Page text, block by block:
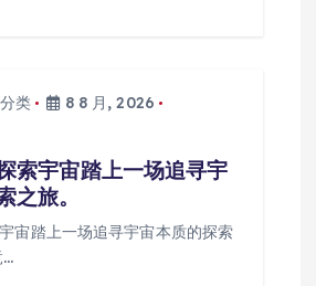
类
8 8 月, 2026
索宇宙踏上一场追寻宇
之旅。
宙踏上一场追寻宇宙本质的探索
…